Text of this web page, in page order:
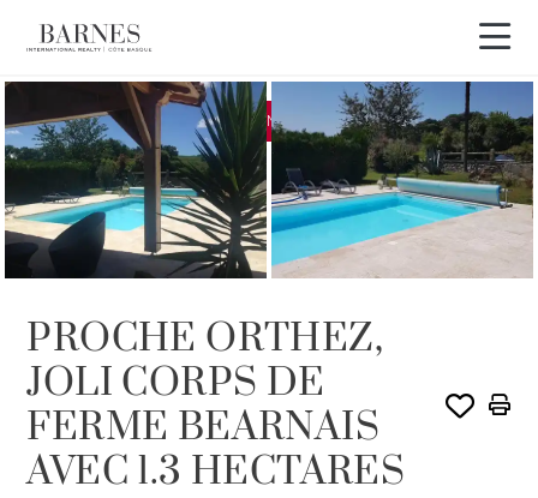
EXCLUSIVITÉ VENDU PAR BARNES
PROCHE ORTHEZ,
JOLI CORPS DE
FERME BEARNAIS
AVEC 1.3 HECTARES